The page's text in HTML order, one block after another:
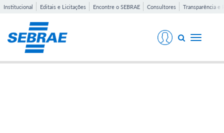
Institucional Editais e Licitações Encontre o SEBRAE Consultores Transparência e
Toggle